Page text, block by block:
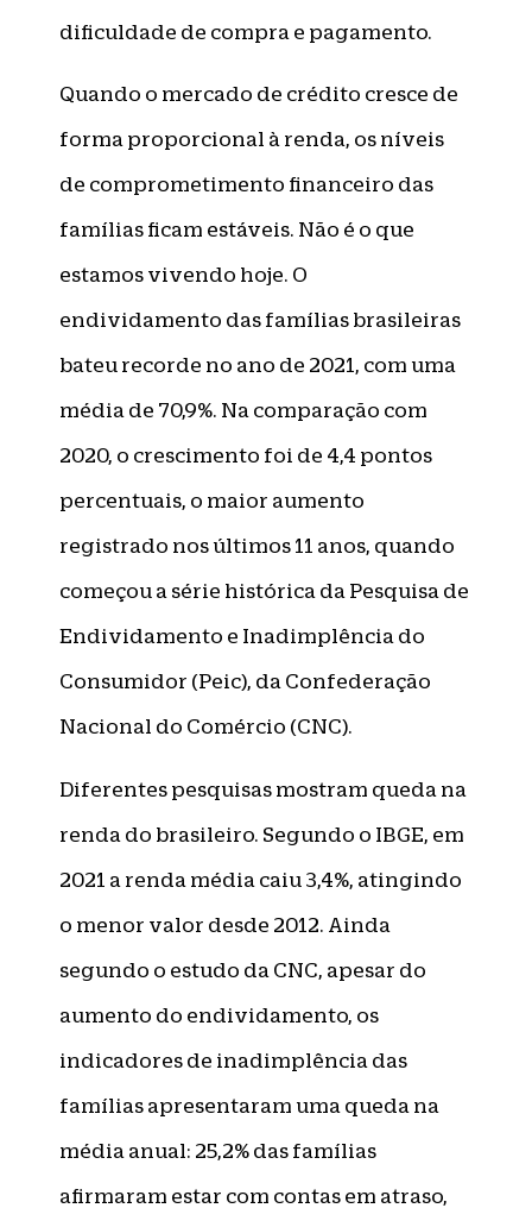
dificuldade de compra e pagamento.
Quando o mercado de crédito cresce de
forma proporcional à renda, os níveis
de comprometimento financeiro das
famílias ficam estáveis. Não é o que
estamos vivendo hoje. O
endividamento das famílias brasileiras
bateu recorde no ano de 2021, com uma
média de 70,9%. Na comparação com
2020, o crescimento foi de 4,4 pontos
percentuais, o maior aumento
registrado nos últimos 11 anos, quando
começou a série histórica da Pesquisa de
Endividamento e Inadimplência do
Consumidor (Peic), da Confederação
Nacional do Comércio (CNC).
Diferentes pesquisas mostram queda na
renda do brasileiro. Segundo o IBGE, em
2021 a renda média caiu 3,4%, atingindo
o menor valor desde 2012. Ainda
segundo o estudo da CNC, apesar do
aumento do endividamento, os
indicadores de inadimplência das
famílias apresentaram uma queda na
média anual: 25,2% das famílias
afirmaram estar com contas em atraso,